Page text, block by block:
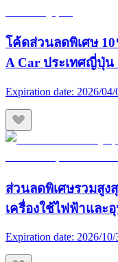
โค้ดส่วนลดพิเศษ
A Car ประเทศญี่ปุ่น
Expiration date: 2026/04/
ส่วนลดพิเศษรวมสูง
เครื่องใช้ไฟฟ้าแล
Expiration date: 2026/10/